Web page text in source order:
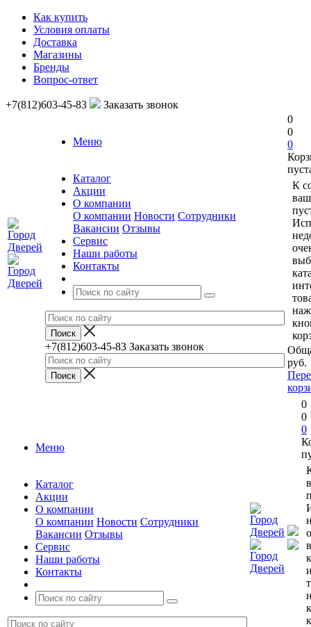
Как купить
Условия оплаты
Доставка
Магазины
Бренды
Вопрос-ответ
+7(812)603-45-83 Заказать звонок
Меню
Каталог
Акции
О компании
О компании Новости Сотрудники
Вакансии Отзывы
Сервис
Наши работы
Контакты
+7(812)603-45-83 Заказать звонок
0
0
0
К
руб.
Меню
Каталог
Акции
О компании
О компании Новости Сотрудники
Вакансии Отзывы
Сервис
Наши работы
Контакты
0
0
0